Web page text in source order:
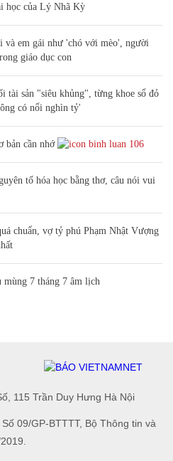
học của Lý Nhã Kỳ
và em gái như 'chó với mèo', người
giáo dục con
tài sản "siêu khủng", từng khoe sổ đỏ
có nổi nghìn tỷ'
bản cần nhớ 106
tố hóa học bằng thơ, câu nói vui
chuẩn, vợ tỷ phú Phạm Nhật Vượng
mùng 7 tháng 7 âm lịch
115 Trần Duy Hưng Hà Nội
09/GP-BTTTT, Bộ Thông tin và